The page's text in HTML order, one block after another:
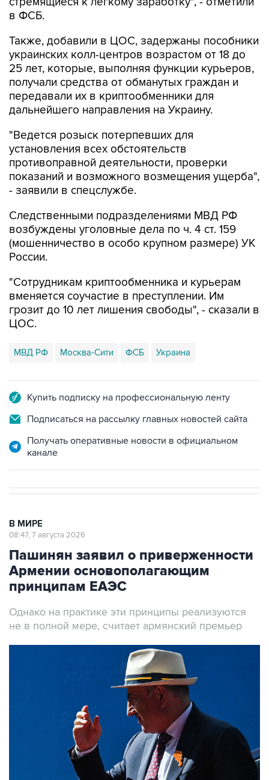
в ФСБ.
Также, добавили в ЦОС, задержаны пособники
украинских колл-центров возрастом от 18 до
25 лет, которые, выполняя функции курьеров,
получали средства от обманутых граждан и
передавали их в криптообменники для
дальнейшего направления на Украину.
"Ведется розыск потерпевших для
установления всех обстоятельств
противоправной деятельности, проверки
показаний и возможного возмещения ущерба",
- заявили в спецслужбе.
Следственными подразделениями МВД РФ
возбуждены уголовные дела по ч. 4 ст. 159
(мошенничество в особо крупном размере) УК
России.
"Сотрудникам криптообменника и курьерам
вменяется соучастие в преступлении. Им
грозит до 10 лет лишения свободы", - сказали в
ЦОС.
МВД РФ Москва-Сити ФСБ Украина
Купить подписку на профессиональную ленту
Подписаться на рассылку главных новостей сайта
Получать оперативные новости в официальном
канале
В МИРЕ
08:47, 7 августа 2026
Пашинян заявил о приверженности
Армении основополагающим
принципам ЕАЭС
Однако на практике эти принципы реализуются
не в полной мере, считает армянский премьер